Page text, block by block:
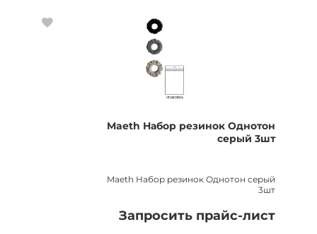
Maeth Набор резинок Однотон
серый 3шт
Maeth Набор резинок Однотон серый
3шт
Запросить прайс-лист